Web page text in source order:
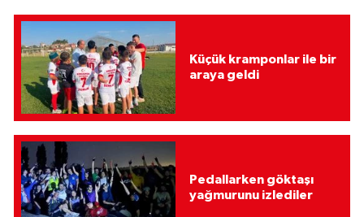
Küçük kramponlar ile bir
araya geldi
Pedallarken göktaşı
yağmurunu izlediler